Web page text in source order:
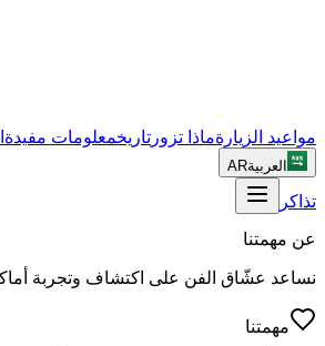
مواعيد الزيارةماذا تزور تاريخمعلومات مفيدة
العربيةAR
تذاكر
عن مهمتنا
نساعد عشّاق الفن على اكتشاف وتجربة
مهمتنا